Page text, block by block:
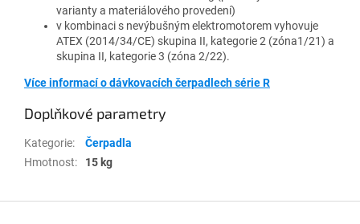
varianty a materiálového provedení)
v kombinaci s nevýbušným elektromotorem vyhovuje
ATEX (2014/34/CE) skupina II, kategorie 2 (zóna1/21) a
skupina II, kategorie 3 (zóna 2/22).
Více informací o dávkovacích čerpadlech série R
Doplňkové parametry
Kategorie:
Čerpadla
Hmotnost: 15 kg